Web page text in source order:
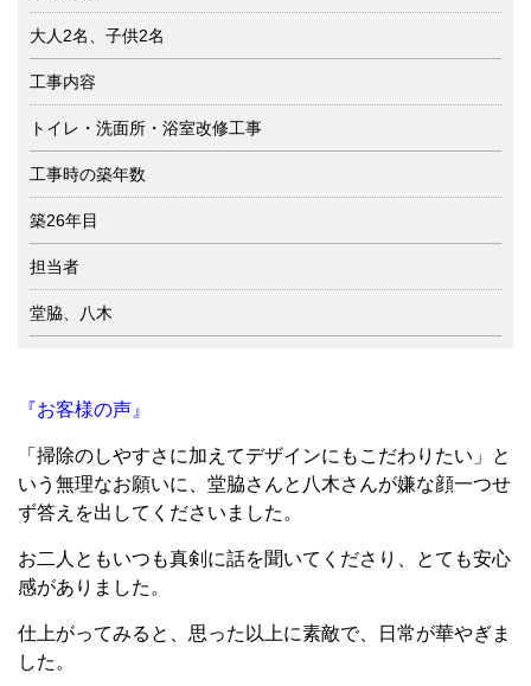
大人2名、子供2名
工事内容
トイレ・洗面所・浴室改修工事
工事時の築年数
築26年目
担当者
堂脇、八木
『お客様の声』
「掃除のしやすさに加えてデザインにもこだわりたい」と
いう無理なお願いに、堂脇さんと八木さんが嫌な顔一つせ
ず答えを出してくださいました。
お二人ともいつも真剣に話を聞いてくださり、とても安心
感がありました。
仕上がってみると、思った以上に素敵で、日常が華やぎま
した。